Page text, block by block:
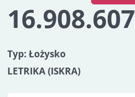
16.908.607
Typ: Łożysko
LETRIKA (ISKRA)